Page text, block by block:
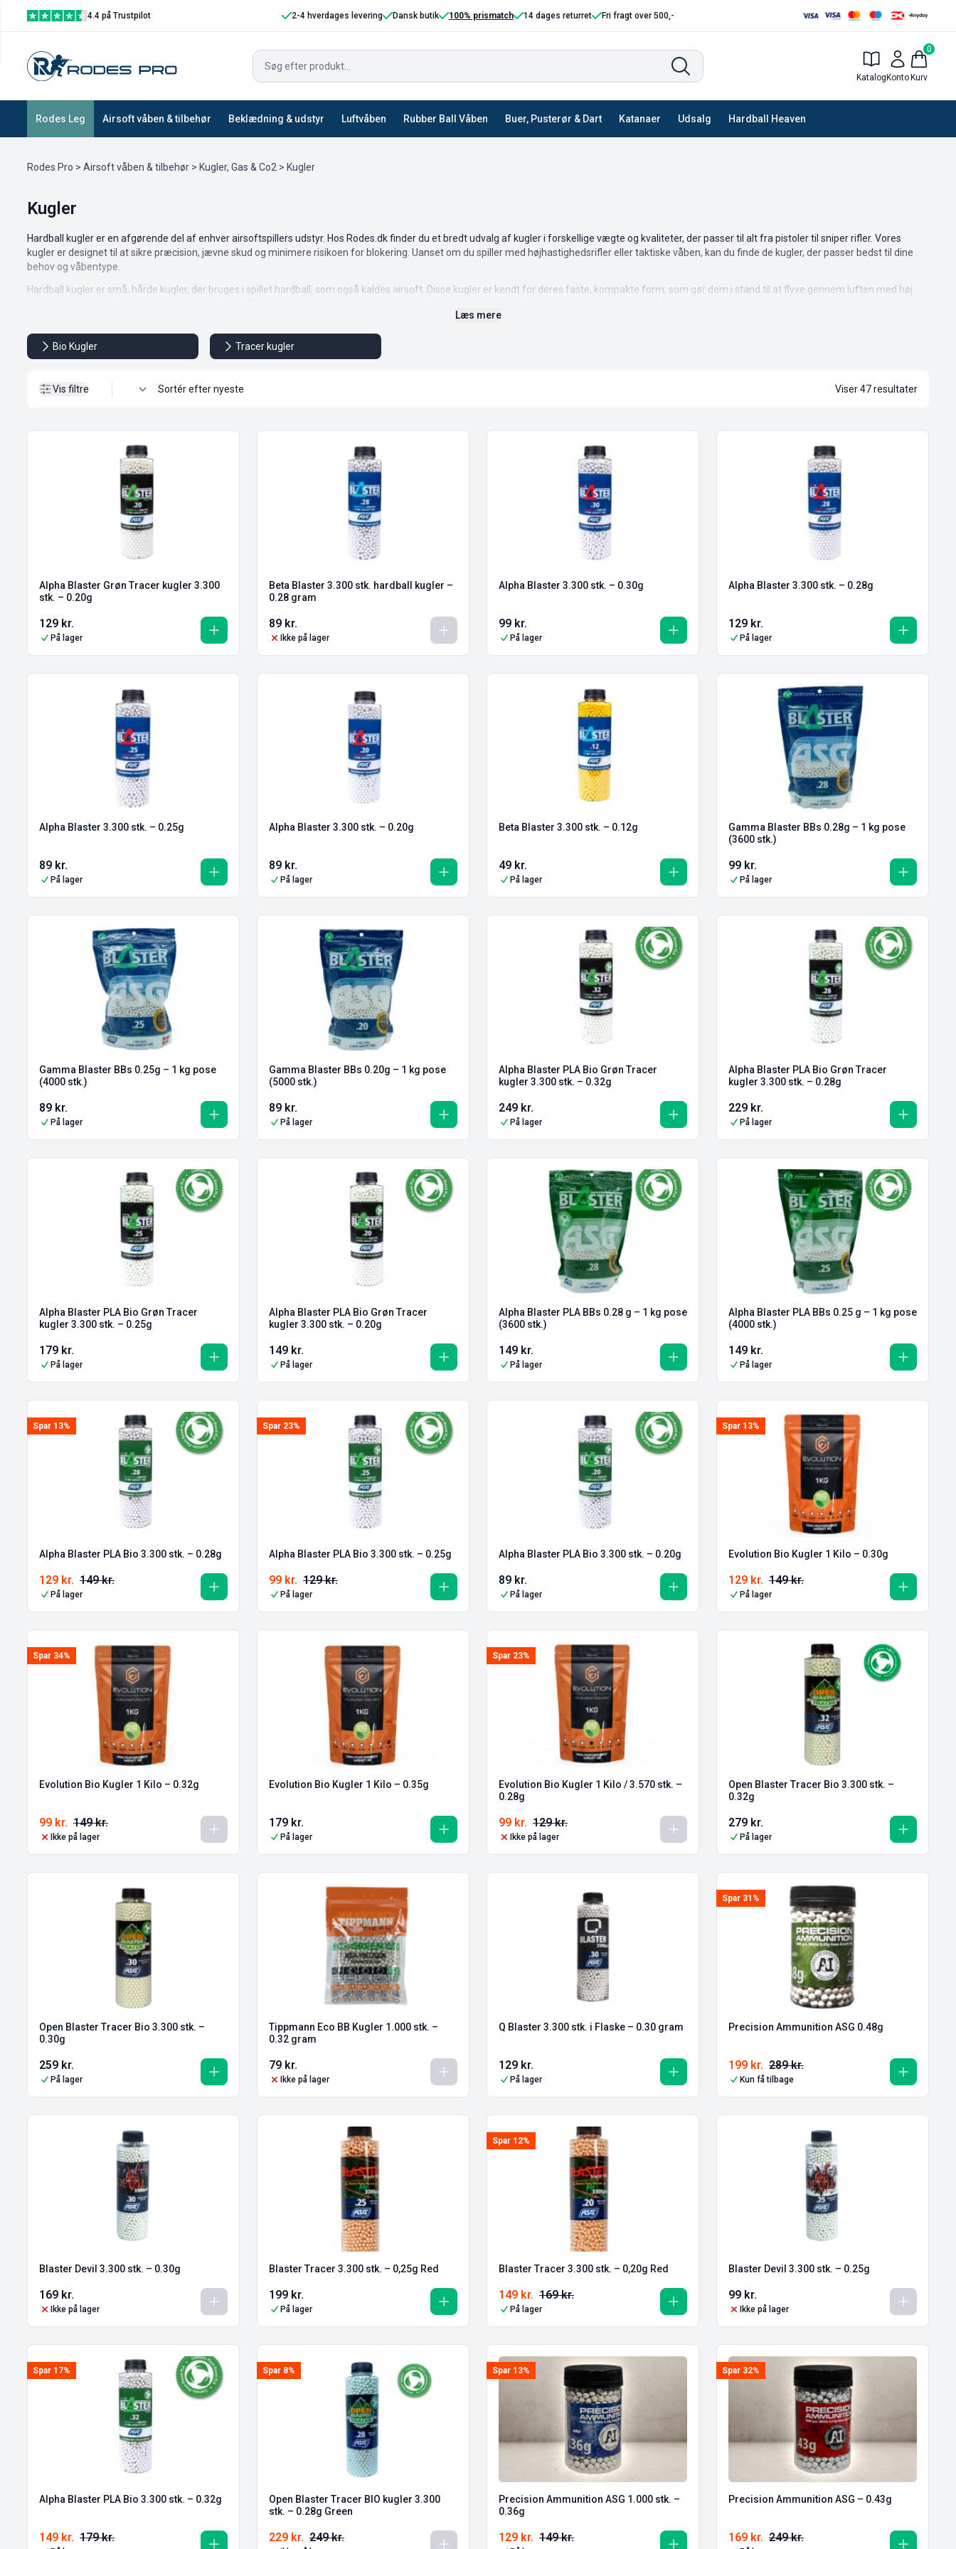
4.4 på Trustpilot 2-4 hverdages levering Dansk butik 100% prismatch 14 dages returret Fri fragt over 500,-
Katalog Konto
0
Kurv
Rodes Leg Airsoft våben & tilbehør Beklædning & udstyr Luftvåben Rubber Ball Våben Buer, Pusterør & Dart Katanaer Udsalg Hardball Heaven
Vis filtre
Rodes Pro > Airsoft våben & tilbehør > Kugler, Gas & Co2 > Kugler
Kugler
Hardball kugler er en afgørende del af enhver airsoftspillers udstyr. Hos Rodes.dk finder du et bredt udvalg af kugler i forskellige vægte og kvaliteter, der passer til alt fra pistoler til sniper rifler. Vores
kugler er designet til at sikre præcision, jævne skud og minimere risikoen for blokering. Uanset om du spiller med højhastighedsrifler eller taktiske våben, kan du finde de kugler, der passer bedst til dine
behov og våbentype.
Hardball kugler er små, hårde kugler, der bruges i spillet hardball, som også kaldes airsoft. Disse kugler er kendt for deres faste, kompakte form, som gør dem i stand til at flyve gennem luften med høj
Læs mere
Bio Kugler Tracer kugler
Vis filtre Viser 47 resultater
Alpha Blaster Grøn Tracer kugler 3.300
stk. – 0.20g
129 kr.
På lager
Beta Blaster 3.300 stk. hardball kugler –
0.28 gram
89 kr.
Ikke på lager
Alpha Blaster 3.300 stk. – 0.30g
99 kr.
På lager
Alpha Blaster 3.300 stk. – 0.28g
129 kr.
På lager
Alpha Blaster 3.300 stk. – 0.25g
89 kr.
På lager
Alpha Blaster 3.300 stk. – 0.20g
89 kr.
På lager
Beta Blaster 3.300 stk. – 0.12g
49 kr.
På lager
Gamma Blaster BBs 0.28g – 1 kg pose
(3600 stk.)
99 kr.
På lager
Gamma Blaster BBs 0.25g – 1 kg pose
(4000 stk.)
89 kr.
På lager
Gamma Blaster BBs 0.20g – 1 kg pose
(5000 stk.)
89 kr.
På lager
Alpha Blaster PLA Bio Grøn Tracer
kugler 3.300 stk. – 0.32g
249 kr.
På lager
Alpha Blaster PLA Bio Grøn Tracer
kugler 3.300 stk. – 0.28g
229 kr.
På lager
Alpha Blaster PLA Bio Grøn Tracer
kugler 3.300 stk. – 0.25g
179 kr.
På lager
Alpha Blaster PLA Bio Grøn Tracer
kugler 3.300 stk. – 0.20g
149 kr.
På lager
Alpha Blaster PLA BBs 0.28 g – 1 kg pose
(3600 stk.)
149 kr.
På lager
Alpha Blaster PLA BBs 0.25 g – 1 kg pose
(4000 stk.)
149 kr.
På lager
Spar 13%
Alpha Blaster PLA Bio 3.300 stk. – 0.28g
149kr.
129 kr.
På lager
Spar 23%
Alpha Blaster PLA Bio 3.300 stk. – 0.25g
129kr.
99 kr.
På lager
Alpha Blaster PLA Bio 3.300 stk. – 0.20g
89 kr.
På lager
Spar 13%
Evolution Bio Kugler 1 Kilo – 0.30g
149kr.
129 kr.
På lager
Spar 34%
Evolution Bio Kugler 1 Kilo – 0.32g
149kr.
99 kr.
Ikke på lager
Evolution Bio Kugler 1 Kilo – 0.35g
179 kr.
På lager
Spar 23%
Evolution Bio Kugler 1 Kilo / 3.570 stk. –
0.28g
129kr.
99 kr.
Ikke på lager
Open Blaster Tracer Bio 3.300 stk. –
0.32g
279 kr.
På lager
Open Blaster Tracer Bio 3.300 stk. –
0.30g
259 kr.
På lager
Tippmann Eco BB Kugler 1.000 stk. –
0.32 gram
79 kr.
Ikke på lager
Q Blaster 3.300 stk. i Flaske – 0.30 gram
129 kr.
På lager
Spar 31%
Precision Ammunition ASG 0.48g
289kr.
199 kr.
Kun få tilbage
Blaster Devil 3.300 stk. – 0.30g
169 kr.
Ikke på lager
Blaster Tracer 3.300 stk. – 0,25g Red
199 kr.
På lager
Spar 12%
Blaster Tracer 3.300 stk. – 0,20g Red
169kr.
149 kr.
På lager
Blaster Devil 3.300 stk. – 0.25g
99 kr.
Ikke på lager
Spar 17%
Alpha Blaster PLA Bio 3.300 stk. – 0.32g
179kr.
149 kr.
Spar 8%
Open Blaster Tracer BIO kugler 3.300
stk. – 0.28g Green
249kr.
229 kr.
Spar 13%
Precision Ammunition ASG 1.000 stk. –
0.36g
149kr.
129 kr.
Spar 32%
Precision Ammunition ASG – 0.43g
249kr.
169 kr.